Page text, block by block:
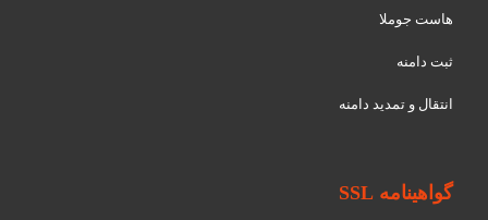
هاست جوملا
ثبت دامنه
انتقال و تمدید دامنه
گواهینامه SSL